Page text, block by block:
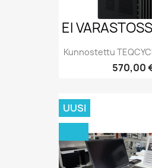
EI
Kunnostettu
Hinta
570,00
UUSI